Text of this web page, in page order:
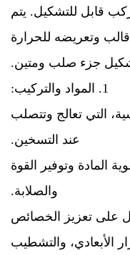
قابل للتشكيل. يتم
وتعريضه للحرارة
جزء صلب ومتين.
1. المواد والتركيب:
التي تعالج وتتصلب
عند التسخين.
المادة وتوفير القوة
والصلابة.
على تعزيز الخصائص
الأبعادي، والتشطيب